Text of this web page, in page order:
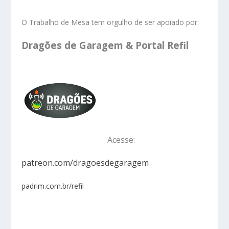
O Trabalho de Mesa tem orgulho de ser apoiado por:
Dragões de Garagem & Portal Refil
Acesse:
patreon.com/dragoesdegaragem
padrim.com.br/refil